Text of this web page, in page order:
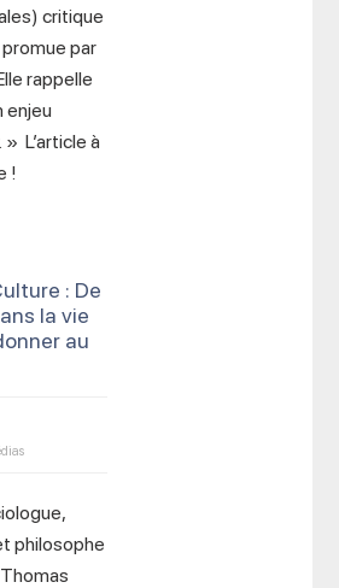
critique
par
rappelle
enjeu
L’article à
!
: De
la vie
au
philosophe